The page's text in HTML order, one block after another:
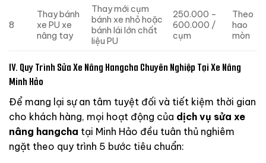
8
Thay bánh
xe PU xe
nâng tay
Thay mới cụm
bánh xe nhỏ hoặc
bánh lái lớn chất
liệu PU
250.000 –
600.000 /
cụm
Theo
hao
mòn
IV. Quy Trình Sửa Xe Nâng Hangcha Chuyên Nghiệp Tại Xe Nâng
Minh Hảo
Để mang lại sự an tâm tuyệt đối và tiết kiệm thời gian
cho khách hàng, mọi hoạt động của dịch vụ sửa xe
nâng hangcha tại Minh Hảo đều tuân thủ nghiêm
ngặt theo quy trình 5 bước tiêu chuẩn: